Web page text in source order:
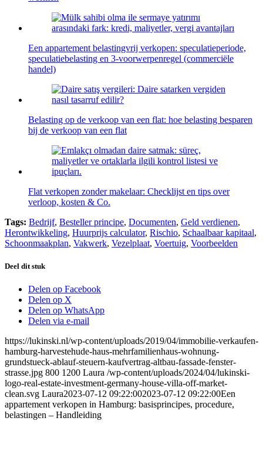
Een appartement belastingvrij verkopen: speculatieperiode,
speculatiebelasting en 3-voorwerpenregel (commerciële
handel)
Belasting op de verkoop van een flat: hoe belasting besparen
bij de verkoop van een flat
Flat verkopen zonder makelaar: Checklijst en tips over
verloop, kosten & Co.
Tags: Bedrijf, Besteller principe, Documenten, Geld verdienen,
Herontwikkeling, Huurprijs calculator, Rischio, Schaalbaar kapitaal,
Schoonmaakplan, Vakwerk, Vezelplaat, Voertuig, Voorbeelden
Deel dit stuk
Delen op Facebook
Delen op X
Delen op WhatsApp
Delen via e-mail
https://lukinski.nl/wp-content/uploads/2019/04/immobilie-verkaufen-
hamburg-harvestehude-haus-mehrfamilienhaus-wohnung-
grundstueck-ablauf-steuern-kaufvertrag-altbau-fassade-fenster-
strasse.jpg 800 1200 Laura /wp-content/uploads/2024/04/lukinski-
logo-real-estate-investment-germany-house-villa-off-market-
clean.svg Laura2023-07-12 09:22:002023-07-12 09:22:00Een
appartement verkopen in Hamburg: basisprincipes, procedure,
belastingen – Handleiding